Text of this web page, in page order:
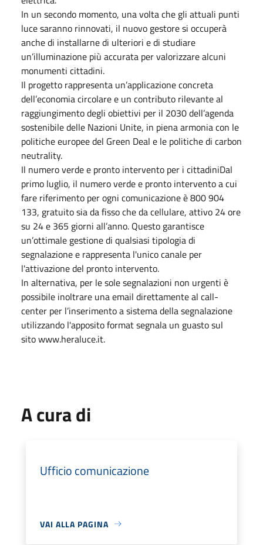
In un secondo momento, una volta che gli attuali punti
luce saranno rinnovati, il nuovo gestore si occuperà
anche di installarne di ulteriori e di studiare
un’illuminazione più accurata per valorizzare alcuni
monumenti cittadini.
Il progetto rappresenta un’applicazione concreta
dell’economia circolare e un contributo rilevante al
raggiungimento degli obiettivi per il 2030 dell’agenda
sostenibile delle Nazioni Unite, in piena armonia con le
politiche europee del Green Deal e le politiche di carbon
neutrality.
Il numero verde e pronto intervento per i cittadiniDal
primo luglio, il numero verde e pronto intervento a cui
fare riferimento per ogni comunicazione è 800 904
133, gratuito sia da fisso che da cellulare, attivo 24 ore
su 24 e 365 giorni all’anno. Questo garantisce
un’ottimale gestione di qualsiasi tipologia di
segnalazione e rappresenta l'unico canale per
l'attivazione del pronto intervento.
In alternativa, per le sole segnalazioni non urgenti è
possibile inoltrare una email direttamente al call-
center per l’inserimento a sistema della segnalazione
utilizzando l'apposito format segnala un guasto sul
sito www.heraluce.it.
A cura di
Ufficio comunicazione
VAI ALLA PAGINA